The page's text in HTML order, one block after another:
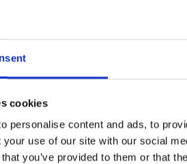
cookies
personalise content and ads, to
your use of our site with our social
you’ve provided to them or that
δαχτυλίδι σε ένα,